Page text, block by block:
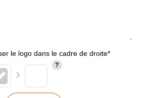
le logo dans le cadre de droite*